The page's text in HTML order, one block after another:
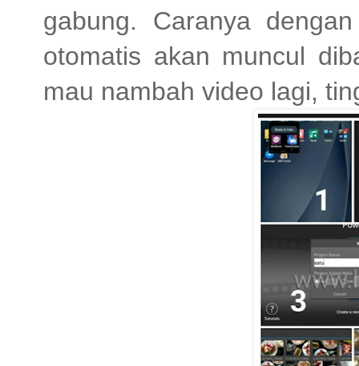
gabung. Caranya
otomatis akan muncul
mau nambah video lagi,